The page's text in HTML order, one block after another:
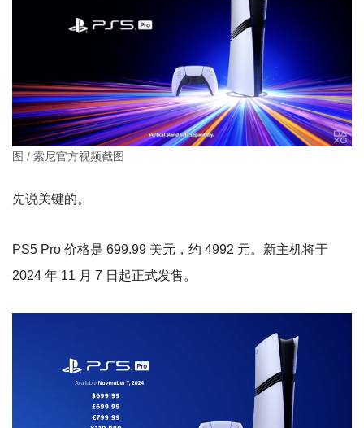
图 / 索尼官方视频截图
先说关键的。
PS5 Pro 价格是 699.99 美元，约 4992 元。新主机将于
2024 年 11 月 7 日起正式发售。